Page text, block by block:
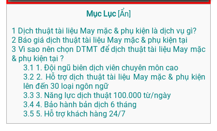
Mục Lục [Ẩn]
1 Dịch thuật tài liệu May mặc & phụ kiện là dịch vụ gì?
2 Báo giá dịch thuật tài liệu May mặc & phụ kiện tại
3 Vì sao nên chọn DTMT để dịch thuật tài liệu May mặc
& phụ kiện tại ?
3.1 1. Đội ngũ biên dịch viên chuyên môn cao
3.2 2. Hỗ trợ dịch thuật tài liệu May mặc & phụ kiện
lên đến 30 loại ngôn ngữ
3.3 3. Năng lực dịch thuật 100.000 từ/ngày
3.4 4. Bảo hành bản dịch 6 tháng
3.5 5. Hỗ trợ khách hàng 24/7